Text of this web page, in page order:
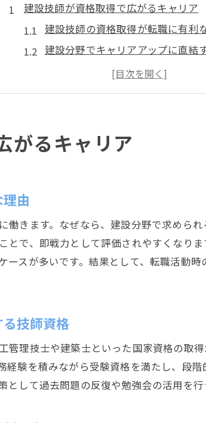
建設技師が資格取得で広がるキャリア
建設技師の資格取得が転職に有利
建設分野でキャリアアップに直結
建設技師の資格がもたらす年収と
施工管理技士資格と建設技師の活
資格選びに迷うなら建設技師の視点で
建設技師が資格選びで重視すべきポ
建設技師が持つべき施工管理技士
建設業で活躍するための資格取得
建設分野で活躍するための実務経験と
建設技師の実務経験が資格取得に
現場経験を活かして建設技師とし
建設技師の実務経験がキャリア形
施工管理技士資格がもたらす強みを解
がるキャリア
由
働きます。なぜなら、建設分野で求めら
とで、即戦力として評価されやすくなり
ースが多いです。結果として、転職活動
技師資格
管理技士や建築士といった国家資格の取
験を積みながら受験資格を満たし、段
して過去問題の反復や勉強会の活用を行